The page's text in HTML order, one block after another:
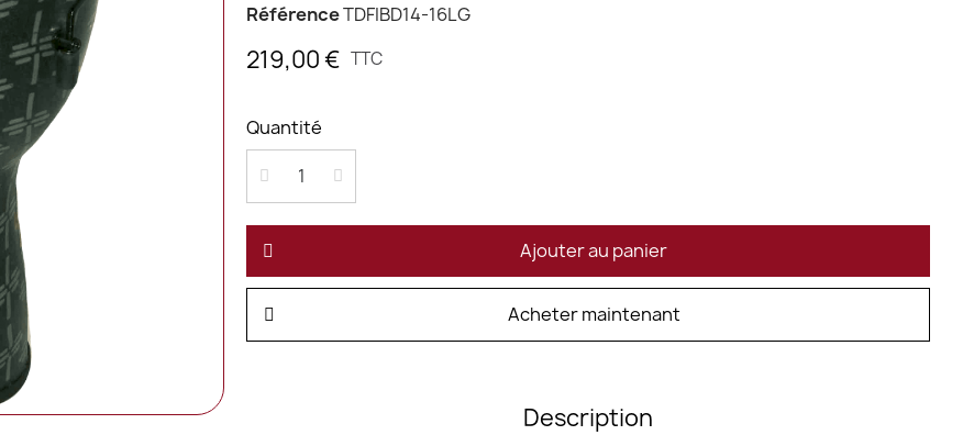
RéférenceTDFIBD14-16LG
219,00 € TTC
Quantité
Ajouter au panier
Acheter maintenant
Description